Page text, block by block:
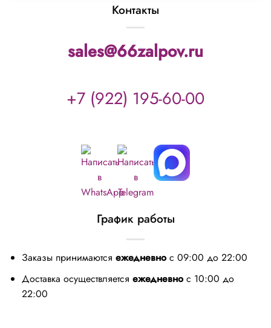
Контакты
sales@66zalpov.ru
+7 (922) 195-60-00
График работы
Заказы принимаются ежедневнос 09:00 до 22:00
Доставка осуществляется ежедневнос 10:00 до
22:00